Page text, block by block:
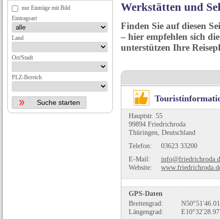
Werkstätten und
Finden Sie auf diesen
– hier empfehlen sich
unterstützen Ihre
Hauptstr. 55
99894 Friedrichroda
Thüringen, Deutschland
Telefon:
03623 33200
E-Mail:
Website:
GPS-Daten
Breitengrad:
N50°51'46.01
Längengrad:
E10°32'28.97
nur Einträge mit Bild
Eintragsart
Land
Ort/Stadt
PLZ-Bereich